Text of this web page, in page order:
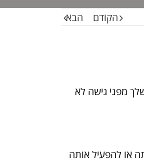
הקודם הבא
מפני גישה לא
או להפעיל אותה